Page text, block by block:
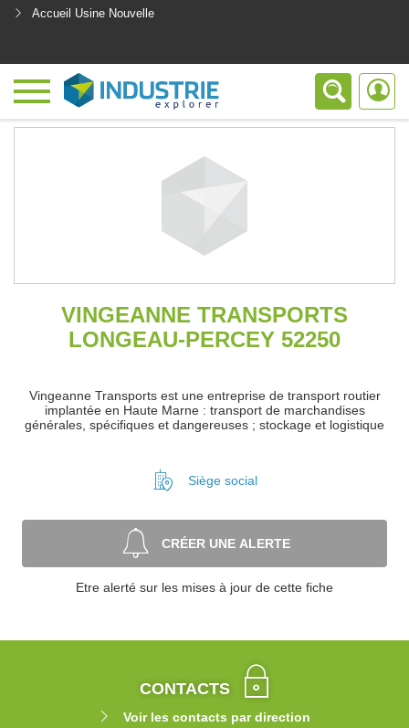
Accueil Usine Nouvelle
VINGEANNE TRANSPORTS
LONGEAU-PERCEY 52250
Vingeanne Transports est une entreprise de transport routier
implantée en Haute Marne : transport de marchandises
générales, spécifiques et dangereuses ; stockage et logistique
Siège social
CRÉER UNE ALERTE
Etre alerté sur les mises à jour de cette fiche
CONTACTS
Voir les contacts par direction